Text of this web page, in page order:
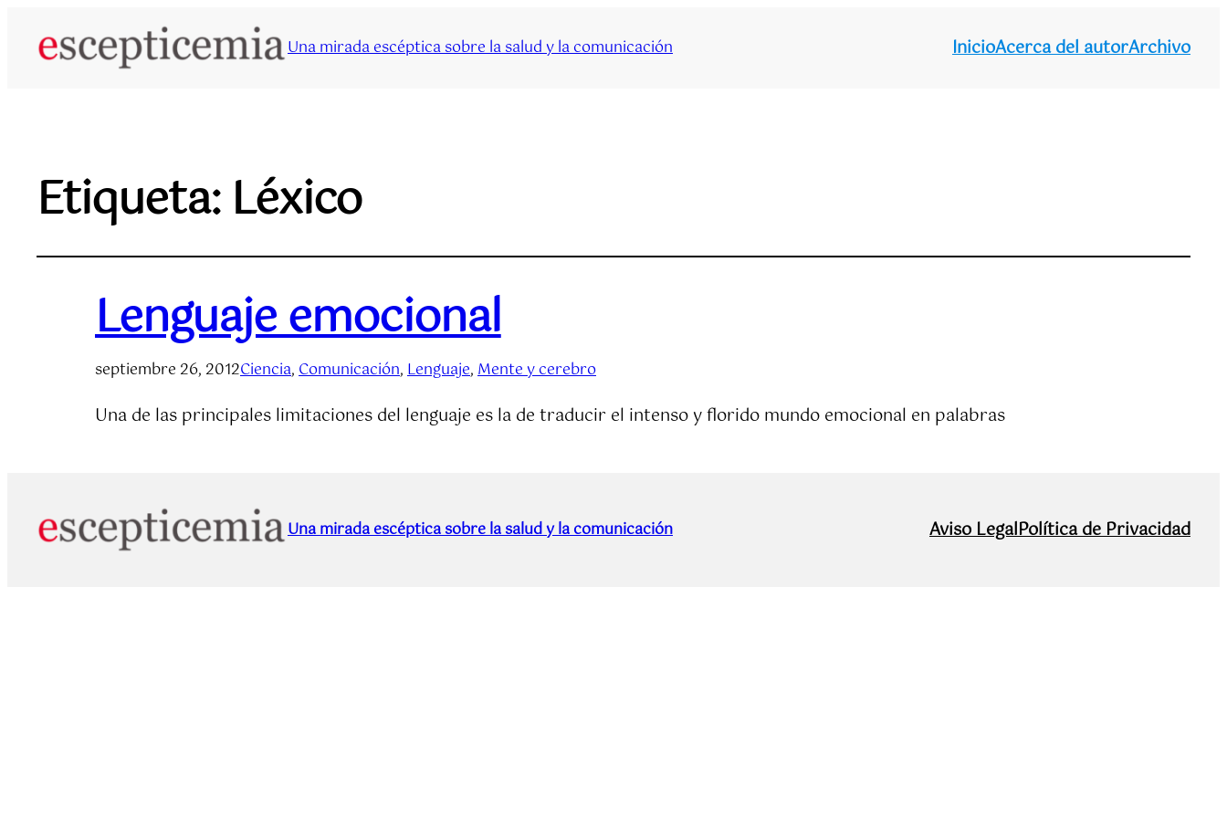
Una mirada escéptica sobre la salud y la comunicación InicioAcerca del autorArchivo
Etiqueta: Léxico
Lenguaje emocional
septiembre 26, 2012Ciencia, Comunicación, Lenguaje, Mente y cerebro
Una de las principales limitaciones del lenguaje es la de traducir el intenso y florido mundo emocional en palabras
Una mirada escéptica sobre la salud y la comunicación Aviso LegalPolítica de Privacidad